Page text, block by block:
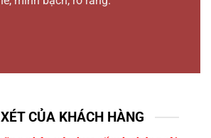
CỦA KHÁCH HÀNG